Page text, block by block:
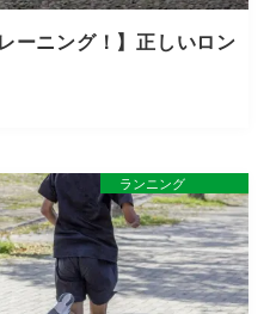
ーニング！】正しいロン
ランニング